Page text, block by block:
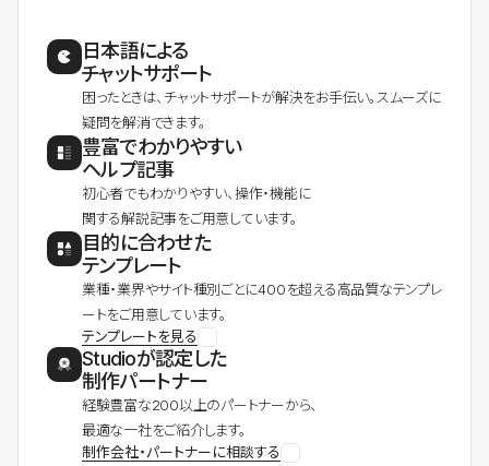
日本語による
チャットサポート
困ったときは、チャットサポートが解決をお手伝い。スムーズに
疑問を解消できます。
豊富でわかりやすい
ヘルプ記事
初心者でもわかりやすい、操作・機能に
関する解説記事をご用意しています。
目的に合わせた
テンプレート
業種・業界やサイト種別ごとに400を超える高品質なテンプレ
ートをご用意しています。
テンプレートを見る
Studioが認定した
制作パートナー
経験豊富な200以上のパートナーから、
最適な一社をご紹介します。
制作会社・パートナーに相談する